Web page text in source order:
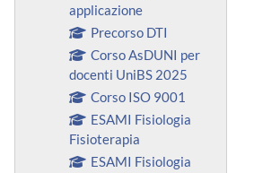
applicazione
Precorso DTI
Corso AsDUNI per
docenti UniBS 2025
Corso ISO 9001
ESAMI Fisiologia
Fisioterapia
ESAMI Fisiologia